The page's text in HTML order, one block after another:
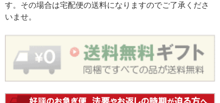
す。その場合は宅配便の送料になりますのでご了承くださ
いませ。